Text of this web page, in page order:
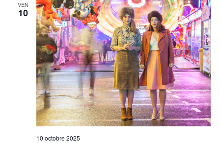
VEN
10
10 octobre 2025